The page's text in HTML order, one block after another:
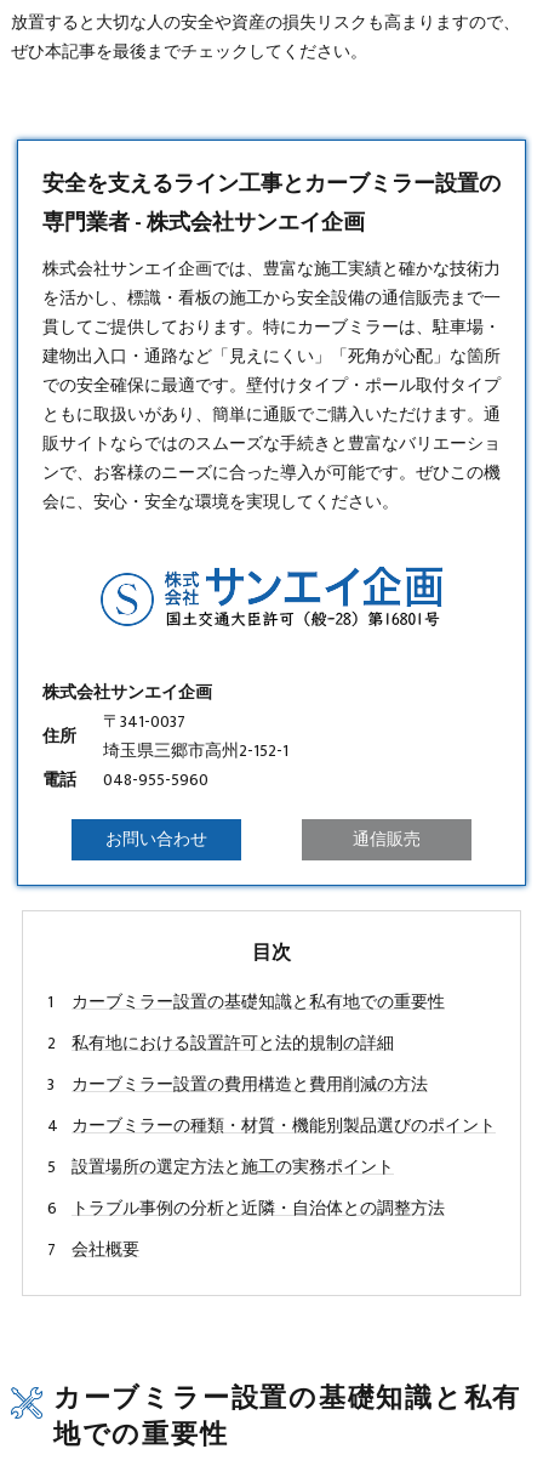
放置すると大切な人の安全や資産の損失リスクも高まりますので、
ぜひ本記事を最後までチェックしてください。
安全を支えるライン工事とカーブミラー設置の
専門業者 - 株式会社サンエイ企画
株式会社サンエイ企画では、豊富な施工実績と確かな技術力
を活かし、標識・看板の施工から安全設備の通信販売まで一
貫してご提供しております。特にカーブミラーは、駐車場・
建物出入口・通路など「見えにくい」「死角が心配」な箇所
での安全確保に最適です。壁付けタイプ・ポール取付タイプ
ともに取扱いがあり、簡単に通販でご購入いただけます。通
販サイトならではのスムーズな手続きと豊富なバリエーショ
ンで、お客様のニーズに合った導入が可能です。ぜひこの機
会に、安心・安全な環境を実現してください。
株式会社サンエイ企画
住所
〒341-0037
埼玉県三郷市高州2-152-1
電話
048-955-5960
お問い合わせ 通信販売
目次
カーブミラー設置の基礎知識と私有地での重要性
私有地における設置許可と法的規制の詳細
カーブミラー設置の費用構造と費用削減の方法
カーブミラーの種類・材質・機能別製品選びのポイント
設置場所の選定方法と施工の実務ポイント
トラブル事例の分析と近隣・自治体との調整方法
会社概要
カーブミラー設置の基礎知識と私有
地での重要性